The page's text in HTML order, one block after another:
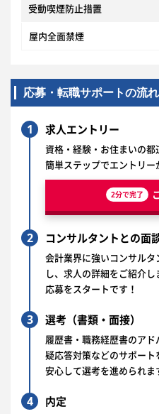
受動喫煙防止措置
屋内全面禁煙
応募・転職サポートの流れ
1 求人エントリー
資格・経験・お住まいの
簡単ステップでエントリー
2分で完了
2 コンサルタントとの面
会計業界に強いコンサル
し、求人の詳細をご紹介し
応募をスタートです！
3 選考（書類・面接）
履歴書・職務経歴書のア
疑応答対策などのサポート
安心して選考を進められま
4 内定